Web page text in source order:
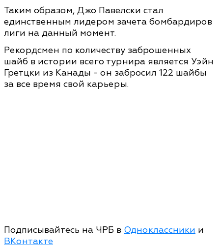
Таким образом, Джо Павелски стал
единственным лидером зачета бомбардиров
лиги на данный момент.
Рекордсмен по количеству заброшенных
шайб в истории всего турнира является Уэйн
Гретцки из Канады - он забросил 122 шайбы
за все время свой карьеры.
Подписывайтесь на ЧРБ в Одноклассники и
ВКонтакте